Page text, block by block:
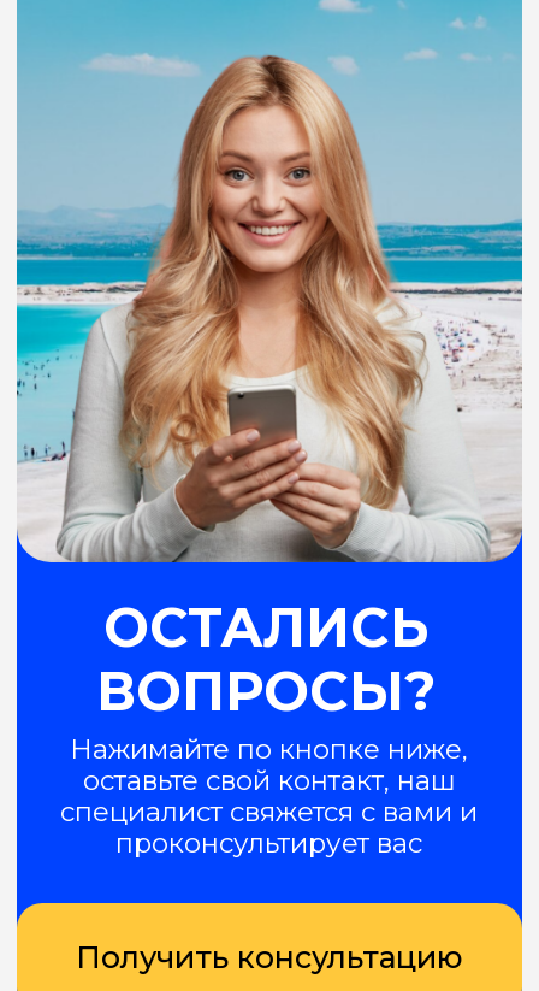
+7 992 030 56 08
Забронировать
Индивидуальный
предприниматель Ефимов
Дмитрий Александрович
678890, Республика Саха
(Якутия), пос. Белая гора, ул. 30
лет Победы, д. 17, корп. 3.
ИНН 143519533100
ОГРНИП 304143518300246